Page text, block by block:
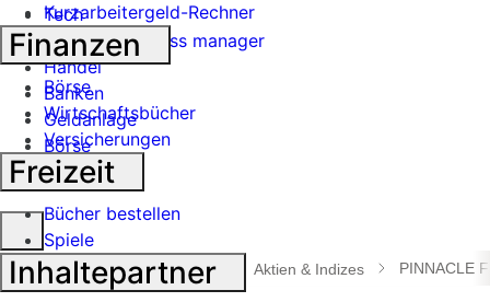
Tech
Harvard Business manager
Handel
Banken
Geldanlage
Börse
Industrie
Suche
öffnen
manager magazin Börse Aktien & Indizes PINNACLE
Kurzarbeitergeld-Rechner
Finanzen
Börse
Wirtschaftsbücher
Versicherungen
Freizeit
Bücher bestellen
Spiele
Inhaltepartner